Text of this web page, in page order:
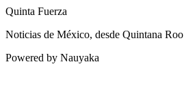
Quinta Fuerza
Noticias de México, desde Quintana Roo
Powered by Nauyaka